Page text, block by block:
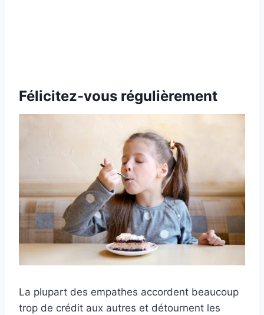
Félicitez-vous régulièrement
La plupart des empathes accordent beaucoup
trop de crédit aux autres et détournent les